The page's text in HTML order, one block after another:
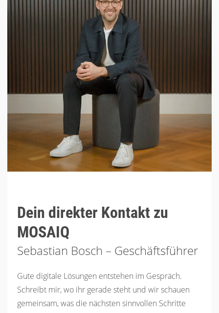
Dein direkter Kontakt zu
MOSAIQ
Sebastian Bosch – Geschäftsführer
Gute digitale Lösungen entstehen im Gespräch.
Schreibt mir, wo ihr gerade steht und wir schauen
gemeinsam, was die nächsten sinnvollen Schritte